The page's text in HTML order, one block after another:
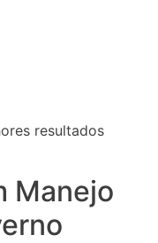
resultados
Manejo